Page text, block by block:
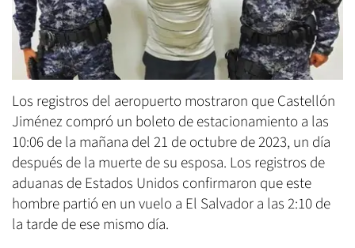
Los registros del aeropuerto mostraron que Castellón
Jiménez compró un boleto de estacionamiento a las
10:06 de la mañana del 21 de octubre de 2023, un día
después de la muerte de su esposa. Los registros de
aduanas de Estados Unidos confirmaron que este
hombre partió en un vuelo a El Salvador a las 2:10 de
la tarde de ese mismo día.